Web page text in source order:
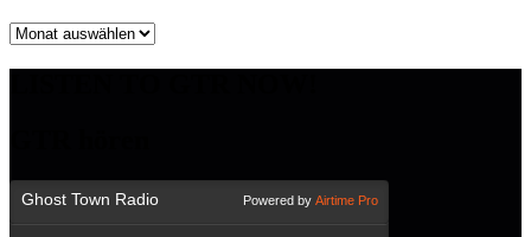
Archiv